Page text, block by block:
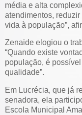
média e alta
atendimentos,
vida à população”,
Zenaide elogiou o
“Quando existe
população, é
qualidade”.
Em Lucrécia, que já
senadora, ela
Escola Municipal